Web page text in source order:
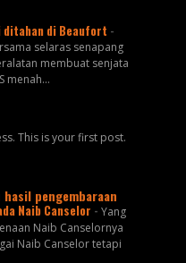
ditahan di Beaufort -
selaras senapang
membuat senjata
menah...
This is your first post.
pengembaraan
Naib Canselor - Yang
Naib Canselornya
Naib Canselor tetapi